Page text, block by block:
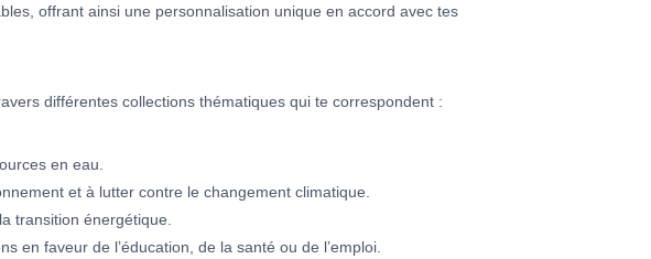
offrant ainsi une personnalisation unique en accord avec tes
différentes collections thématiques qui te correspondent :
en eau.
et à lutter contre le changement climatique.
transition énergétique.
en faveur de l’éducation, de la santé ou de l’emploi.